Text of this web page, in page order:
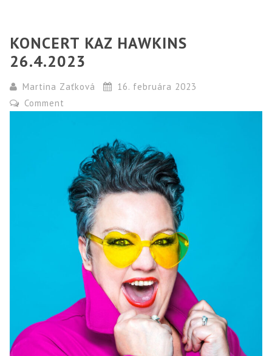
KONCERT KAZ HAWKINS
26.4.2023
Martina Zaťková
16. februára 2023
Comment